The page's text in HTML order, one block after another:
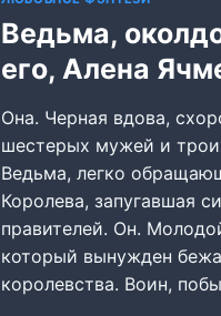
Ведьма,
его, Алена
Она. Черная вдова,
шестерых мужей и
Ведьма, легко
Королева, запугавшая
правителей. Он.
который вынужден
королевства. Воин,